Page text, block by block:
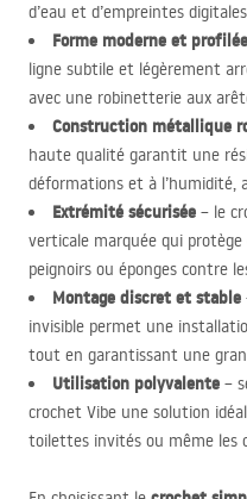
d’eau et d’empreintes
Forme moderne et profilée
ligne subtile et légèrement
avec une robinetterie aux
Construction métallique
haute qualité garantit une
déformations et à l’humidité,
Extrémité sécurisée – le
verticale marquée qui
peignoirs ou éponges contre
Montage discret et stable
invisible permet une
tout en garantissant une
Utilisation polyvalente –
crochet Vibe une solution
toilettes invités ou même les